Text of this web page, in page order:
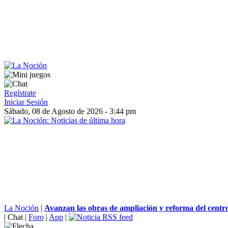
Regístrate
Iniciar Sesión
Sábado, 08 de Agosto de 2026 - 3:44 pm
La Noción | Avanzan las obras de ampliación y reforma del
| Chat | Foro | App |